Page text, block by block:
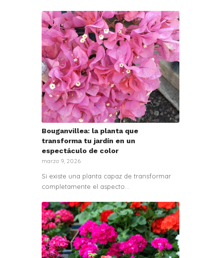
Bouganvillea: la planta que
transforma tu jardín en un
espectáculo de color
marzo 9, 2026
Si existe una planta capaz de transformar
completamente el aspecto…